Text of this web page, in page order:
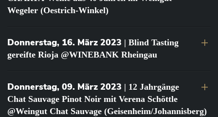
Wegeler (Oestrich-Winkel)
Donnerstag, 16. März 2023 | Blind Tasting
gereifte Rioja @WINEBANK Rheingau
Donnerstag, 09. März 2023 | 12 Jahrgänge
Chat Sauvage Pinot Noir mit Verena Schöttle
@Weingut Chat Sauvage (Geisenheim/Johannisberg)